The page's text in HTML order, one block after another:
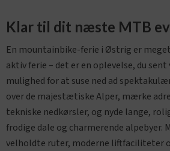
Klar til dit næste MTB
En mountainbike-ferie i Østrig er
aktiv ferie – det er en oplevelse, du
mulighed for at suse ned ad
over de majestætiske Alper, mærke
tekniske nedkørsler, og nyde lange,
frodige dale og charmerende alpebyer.
velholdte ruter, moderne liftfaciliteter